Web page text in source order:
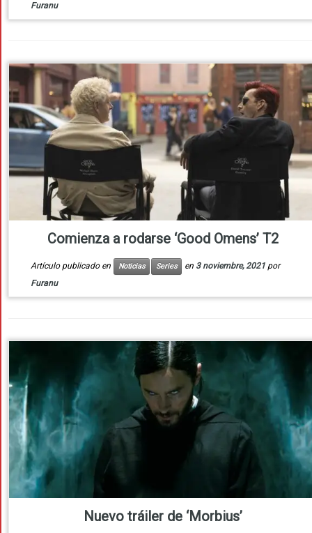
Furanu
Comienza a rodarse ‘Good Omens’ T2
Artículo publicado en Noticias Series en 3 noviembre, 2021 por
Furanu
Nuevo tráiler de ‘Morbius’